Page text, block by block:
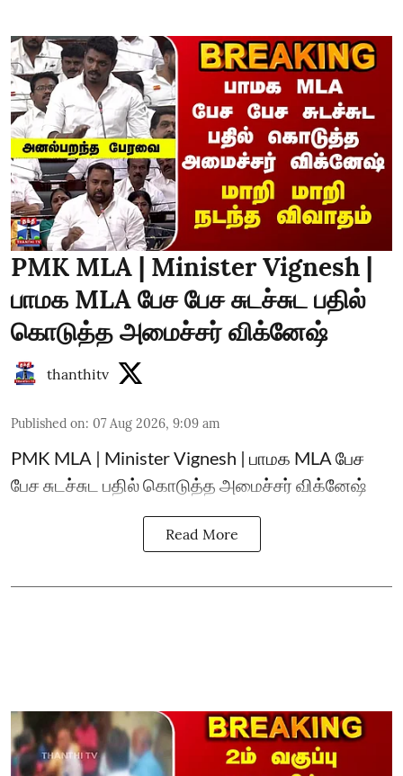
PMK MLA | Minister Vignesh |
பாமக MLA பேச பேச சுடச்சுட பதில்
கொடுத்த அமைச்சர் விக்னேஷ்
thanthitv
Published on: 07 Aug 2026, 9:09 am
PMK MLA | Minister Vignesh | பாமக MLA பேச
பேச சுடச்சுட பதில் கொடுத்த அமைச்சர் விக்னேஷ்
Read More